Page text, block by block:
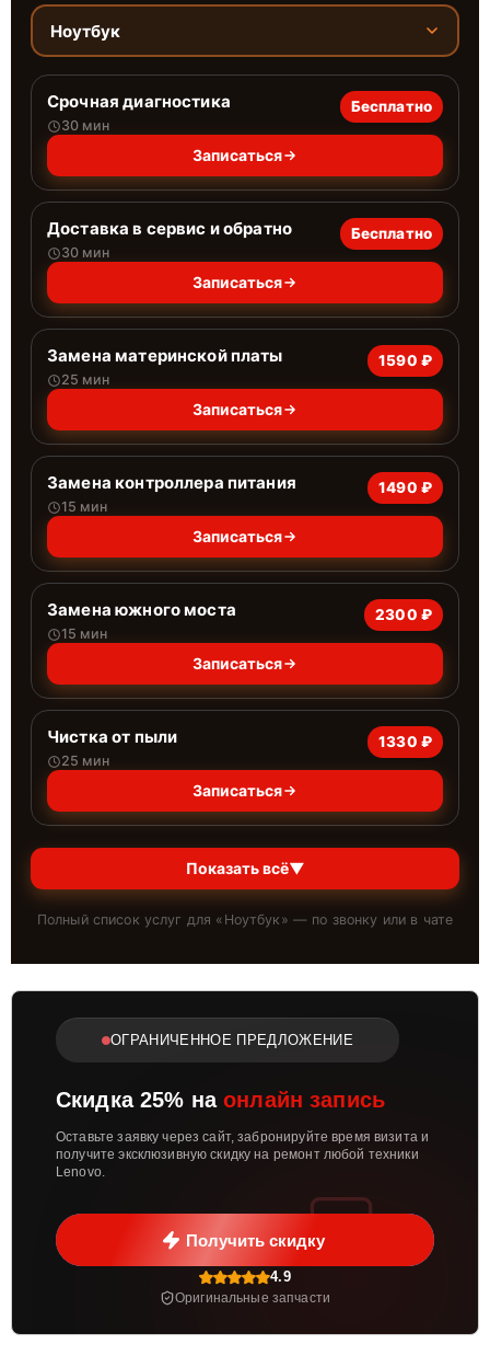
Ноутбук
Срочная диагностика
30 мин
Бесплатно
Записаться
Доставка в сервис и обратно
30 мин
Бесплатно
Записаться
Замена материнской платы
25 мин
1590 ₽
Записаться
Замена контроллера питания
15 мин
1490 ₽
Записаться
Замена южного моста
15 мин
2300 ₽
Записаться
Чистка от пыли
25 мин
1330 ₽
Записаться
Показать всё▼
Полный список услуг для « Ноутбук » — по звонку или в чате
ОГРАНИЧЕННОЕ ПРЕДЛОЖЕНИЕ
Скидка 25% наонлайн запись
Оставьте заявку через сайт, забронируйте время визита и
получите эксклюзивную скидку на ремонт любой техники
Lenovo.
Получить скидку
4.9
Оригинальные запчасти